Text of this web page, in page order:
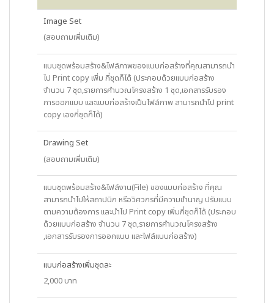
Image Set
(สอบถามเพิ่มเติม)
แบบชุดพร้อมสร้าง&ไฟล์ภาพของแบบก่อสร้างที่คุณสามารถนำ
ไป Print copy เพิ่ม กี่ชุดก็ได้ (ประกอบด้วยแบบก่อสร้าง
จำนวน 7 ชุด,รายการคำนวณโครงสร้าง 1 ชุด,เอกสารรับรอง
การออกแบบ และแบบก่อสร้างเป็นไฟล์ภาพ สามารถนำไป print
copy เองกี่ชุดก็ได้)
Drawing Set
(สอบถามเพิ่มเติม)
แบบชุดพร้อมสร้าง&ไฟล์งาน(File) ของแบบก่อสร้าง ที่คุณ
สามารถนำไปให้สถาปนิก หรือวิศวกรที่มีความชำนาญ ปรับแบบ
ตามความต้องการ และนำไป Print copy เพิ่มกี่ชุดก็ได้ (ประกอบ
ด้วยแบบก่อสร้าง จำนวน 7 ชุด,รายการคำนวณโครงสร้าง
,เอกสารรับรองการออกแบบ และไฟล์แบบก่อสร้าง)
แบบก่อสร้างเพิ่มชุดละ
2,000 บาท